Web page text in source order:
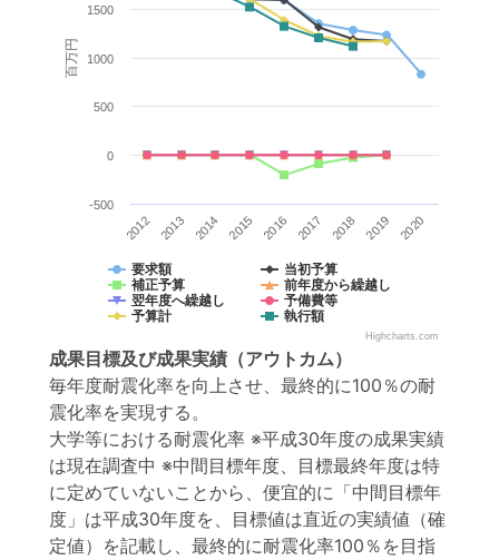
百万円
要求額
当初予算
補正予算
前年度から繰越し
翌年度へ繰越し
予備費等
予算計
執行額
2012 2013 2014 2015 2016 2017 2018 2019 2020
-500
0
500
1000
1500
Highcharts.com
成果目標及び成果実績 （アウトカム）
毎年度耐震化率を向上させ、最終的に100％の耐
震化率を実現する。
大学等における耐震化率 ※平成30年度の成果実績
は現在調査中 ※中間目標年度、目標最終年度は特
に定めていないことから、便宜的に「中間目標年
度」は平成30年度を、目標値は直近の実績値（確
定値）を記載し、最終的に耐震化率100％を目指